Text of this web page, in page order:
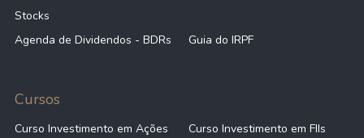
Stocks
Agenda de Dividendos - BDRs Guia do IRPF
Cursos
Curso Investimento em Ações
Curso Investimento em FIIs